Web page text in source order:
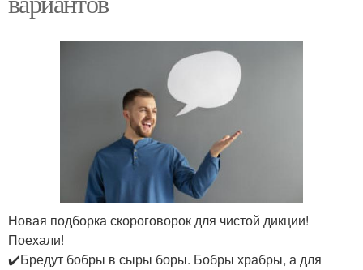
Новая подборка скороговорок для чистой дикции!
Поехали!
✔️Бредут бобры в сыры боры. Бобры храбры, а для